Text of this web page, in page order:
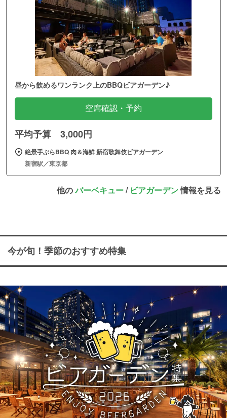
昼から飲めるワンランク上のBBQビアガーデン♪
空席確認・予約
平均予算 3,000円
絶景手ぶらBBQ 肉＆海鮮 新宿歌舞伎ビアガーデン
新宿駅／東京都
他のバーベキュー/ ビアガーデン情報を見る
今が旬！季節のおすすめ特集